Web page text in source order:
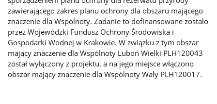
zawierającego zakres planu ochrony dla obszaru mającego
znaczenie dla Wspólnoty. Zadanie to dofinansowane zostało
przez Wojewódzki Fundusz Ochrony Środowiska i
Gospodarki Wodnej w Krakowie. W związku z tym obszar
mający znaczenie dla Wspólnoty Luboń Wielki PLH120043
został wyłączony z projektu, a na jego miejsce włączono
obszar mający znaczenie dla Wspólnoty Wały PLH120017.